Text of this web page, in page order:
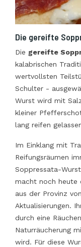
Die gereifte
Die gereifte
kalabrischen
wertvollsten
Schulter -
Wurst wird mit
kleiner
lang reifen
Im Einklang mit
Reifungsräumen
Soppressata-
macht noch heute
aus der Provinz
Aktualisierungen.
durch eine
Naturräucherung
wird. Für diese